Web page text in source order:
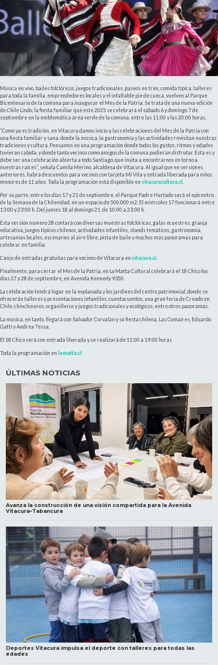
Música en vivo, bailes folclóricos, juegos tradicionales, paseos en tren, comida típica, talleres
para toda la familia, emprendedores locales y el infaltable pie de cueca, vuelven al Parque
Bicentenario de la comuna para inaugurar el Mes de la Patria. Se trata de una nueva edición
de Chile Lindo, la fiesta familiar que este 2025 se celebrará el sábado 6 y domingo 7 de
septiembre en la emblemática área verde de la comuna, entre las 11:00 y las 20:00 horas.
“Como ya es tradición, en Vitacura damos inicio a las celebraciones del Mes de la Patria con
una fiesta familiar y sana, donde la música, la gastronomía y las actividades revisitan nuestras
tradiciones y cultura. Pensamos en una programación donde todos los gustos, ritmos y edades
tuvieran cabida, y donde tanto vecinos como amigos de la comuna pudieran disfrutar. Esta es y
debe ser una celebración abierta a todo Santiago, que invita a encontrarnos en torno a
nuestras raíces”, señala Camila Merino, alcaldesa de Vitacura. Al igual que en versiones
anteriores, habrá descuentos para vecinos con tarjeta Mi Vita y entrada liberada para niños
menores de 11 años. Toda la programación está disponible en vitacuracultura.cl.
Por su parte, entre los días 17 y 21 de septiembre, el Parque Padre Hurtado será el epicentro
de la Semana de la Chilenidad, en un espacio de 500.000 m2. El miércoles 17 funcionará entre
13:00 y 23:00 h. Del jueves 18 al domingo 21, de 10:00 a 23:00 h.
Esta versión número 28 contará con diversas muestras folclóricas, galas ecuestres, granja
educativa, juegos típicos chilenos, actividades infantiles, stands temáticos, gastronomía,
artesanías locales, escenarios al aire libre, pista de baile y muchos más panoramas para
celebrar en familia.
Canje de entradas gratuitas para vecinos de Vitacura en vitacura.cl
Finalmente, para cerrar el Mes de la Patria, en Lo Matta Cultural celebrará el 18 Chico los
días 27 y 28 de septiembre, en Avenida Kennedy 9350.
La celebración tendrá lugar en la explanada y los jardines del centro patrimonial, donde se
ofrecerán talleres y presentaciones infantiles, cuentacuentos, una gran feria de Creado en
Chile, chinchineros, organilleros y juegos tradicionales y ecológicos, entre otros panoramas.
La música, en tanto, llegará con Salvador Corvalán y su fiesta chilena, Las Comaires, Eduardo
Gatti y Andrea Tessa.
El 18 Chico será con entrada liberada y se realizará de 11:00 a 19:00 horas.
Toda la programación en lomatta.cl
ÚLTIMAS NOTICIAS
Avanza la construcción de una visión compartida para la Avenida
Vitacura–Tabancura
Deportes Vitacura impulsa el deporte con talleres para todas las
edades